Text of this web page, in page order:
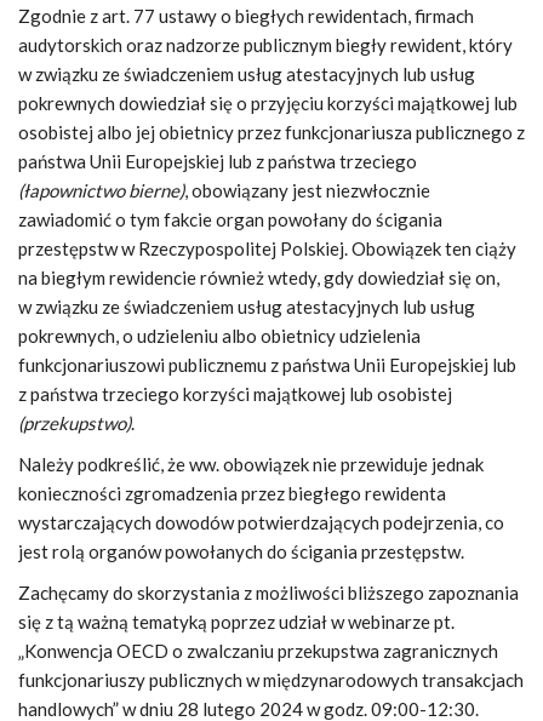
Zgodnie z art. 77 ustawy o biegłych rewidentach, firmach
audytorskich oraz nadzorze publicznym biegły rewident, który
w związku ze świadczeniem usług atestacyjnych lub usług
pokrewnych dowiedział się o przyjęciu korzyści majątkowej lub
osobistej albo jej obietnicy przez funkcjonariusza publicznego z
państwa Unii Europejskiej lub z państwa trzeciego
(łapownictwo bierne), obowiązany jest niezwłocznie
zawiadomić o tym fakcie organ powołany do ścigania
przestępstw w Rzeczypospolitej Polskiej. Obowiązek ten ciąży
na biegłym rewidencie również wtedy, gdy dowiedział się on,
w związku ze świadczeniem usług atestacyjnych lub usług
pokrewnych, o udzieleniu albo obietnicy udzielenia
funkcjonariuszowi publicznemu z państwa Unii Europejskiej lub
z państwa trzeciego korzyści majątkowej lub osobistej
(przekupstwo).
Należy podkreślić, że ww. obowiązek nie przewiduje jednak
konieczności zgromadzenia przez biegłego rewidenta
wystarczających dowodów potwierdzających podejrzenia, co
jest rolą organów powołanych do ścigania przestępstw.
Zachęcamy do skorzystania z możliwości bliższego zapoznania
się z tą ważną tematyką poprzez udział w webinarze pt.
„Konwencja OECD o zwalczaniu przekupstwa zagranicznych
funkcjonariuszy publicznych w międzynarodowych transakcjach
handlowych” w dniu 28 lutego 2024 w godz. 09:00-12:30.